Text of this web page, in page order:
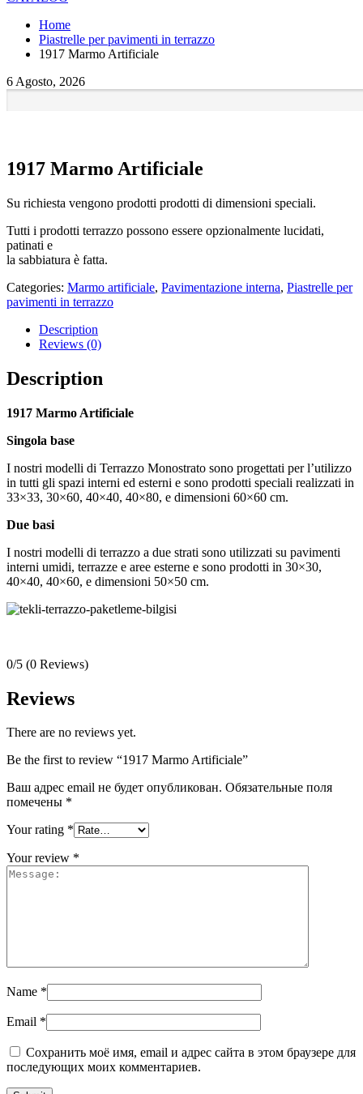
Home
Piastrelle per pavimenti in terrazzo
1917 Marmo Artificiale
6 Agosto, 2026
1917 Marmo Artificiale
Su richiesta vengono prodotti prodotti di dimensioni speciali.
Tutti i prodotti terrazzo possono essere opzionalmente lucidati,
patinati e
la sabbiatura è fatta.
Categories: Marmo artificiale, Pavimentazione interna, Piastrelle per
pavimenti in terrazzo
Description
Reviews (0)
Description
1917 Marmo Artificiale
Singola base
I nostri modelli di Terrazzo Monostrato sono progettati per l’utilizzo
in tutti gli spazi interni ed esterni e sono prodotti speciali realizzati in
33×33, 30×60, 40×40, 40×80, e dimensioni 60×60 cm.
Due basi
I nostri modelli di terrazzo a due strati sono utilizzati su pavimenti
interni umidi, terrazze e aree esterne e sono prodotti in 30×30,
40×40, 40×60, e dimensioni 50×50 cm.
0/5 (0 Reviews)
Reviews
There are no reviews yet.
Be the first to review “1917 Marmo Artificiale”
Ваш адрес email не будет опубликован. Обязательные поля
помечены *
Your rating *
Your review *
Name *
Email *
Сохранить моё имя, email и адрес сайта в этом браузере для
последующих моих комментариев.